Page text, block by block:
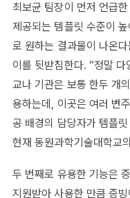
최보균 팀장이 먼저 언급
제공되는 템플릿 수준이
로 원하는 결과물이 나온
이를 뒷받침한다. “정말
교나 기관은 보통 한두 개
용하는데, 이곳은 여러 변
공 배경의 담당자가 템플
현재 동원과학기술대학교
두 번째로 유용한 기능은
지원받아 사용한 만큼 증